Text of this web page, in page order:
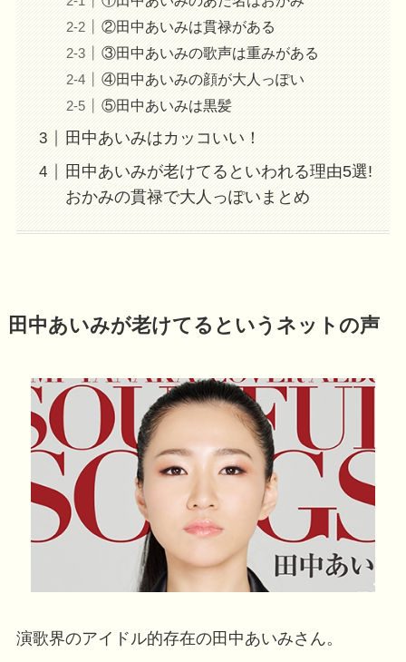
②田中あいみは貫禄がある
③田中あいみの歌声は重みがある
④田中あいみの顔が大人っぽい
⑤田中あいみは黒髪
田中あいみはカッコいい！
田中あいみが老けてるといわれる理由5選!
おかみの貫禄で大人っぽいまとめ
田中あいみが老けてるというネットの声
演歌界のアイドル的存在の田中あいみさん。